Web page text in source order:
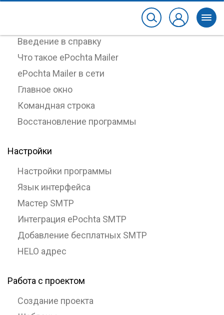
Введение в справку
Что такое ePochta Mailer
ePochta Mailer в сети
Главное окно
Командная строка
Восстановление программы
Настройки
Настройки программы
Язык интерфейса
Мастер SMTP
Интеграция ePochta SMTP
Добавление бесплатных SMTP
HELO адрес
Работа с проектом
Создание проекта